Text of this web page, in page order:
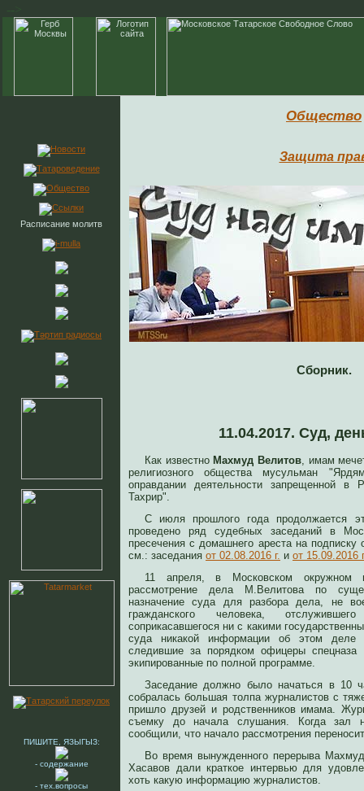
Расписание молитв
ПИШИТЕ, ЯЗЫГЫЗ:
- содержание
- тех.вопросы
Общество
Защита
Сборник.
11.04.2017. Суд,
Как известно Махмуд Велитов, имам
религиозного общества мусульман
оправдании деятельности запрещенной в
Тахрир".
С июля прошлого года продолжается
проведено ряд судебных заседаний в
пресечения с домашнего ареста на
см.: заседания от 02.08.2016 г. и от 15.09.2016
11 апреля, в Московском окружном
рассмотрение дела М.Велитова по
назначение суда для разбора дела, не
гражданского человека,
соприкасавшегося ни с какими
суда никакой информации об этом деле
следившие за порядком офицеры
экипированные по полной программе.
Заседание должно было начаться в 10
собралась большая толпа журналистов с
пришло друзей и родственников имама.
съемку до начала слушания. Когда зал
сообщили, что начало рассмотрения
Во время вынужденного перерыва
Хасавов дали краткое интервью для
хоть какую информацию журналистов.